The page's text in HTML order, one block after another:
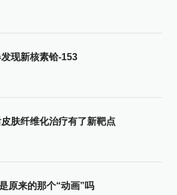
现新核素铪-153
肤纤维化治疗有了新靶点
原来的那个“动画”吗